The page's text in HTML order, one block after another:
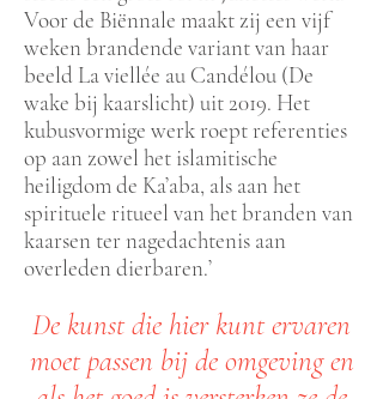
Voor de Biënnale maakt zij een vijf
weken brandende variant van haar
beeld La viellée au Candélou (De
wake bij kaarslicht) uit 2019. Het
kubusvormige werk roept referenties
op aan zowel het islamitische
heiligdom de Ka’aba, als aan het
spirituele ritueel van het branden van
kaarsen ter nagedachtenis aan
overleden dierbaren.’
De kunst die hier kunt ervaren
moet passen bij de omgeving en